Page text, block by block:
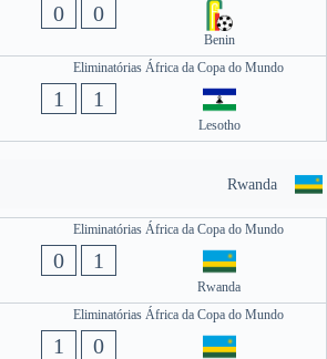
0 0
Benin
Eliminatórias África da Copa do Mundo
1 1
Lesotho
Rwanda
Eliminatórias África da Copa do Mundo
0 1
Rwanda
Eliminatórias África da Copa do Mundo
1 0